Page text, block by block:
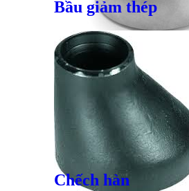
Giá bán
Bầu giảm thép
Chếch hàn